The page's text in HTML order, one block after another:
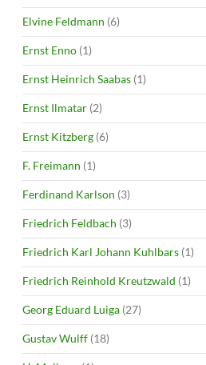
Elvine Feldmann (6)
Ernst Enno (1)
Ernst Heinrich Saabas (1)
Ernst Ilmatar (2)
Ernst Kitzberg (6)
F. Freimann (1)
Ferdinand Karlson (3)
Friedrich Feldbach (3)
Friedrich Karl Johann Kuhlbars (1)
Friedrich Reinhold Kreutzwald (1)
Georg Eduard Luiga (27)
Gustav Wulff (18)